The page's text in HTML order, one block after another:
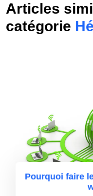
Articles
catégorie
Pourquoi faire